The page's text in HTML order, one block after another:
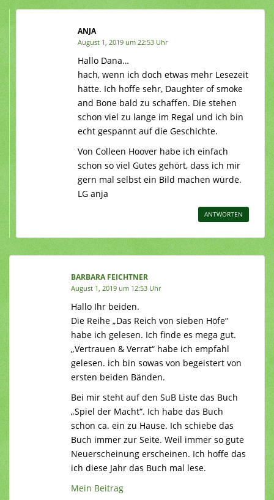
ANJA
August 1, 2019 um 22:53 Uhr
Hallo Dana…
hach, wenn ich doch etwas mehr Lesezeit
hätte. Ich hoffe sehr, Daughter of smoke
and Bone bald zu schaffen. Die stehen
schon viel zu lange im Regal und ich bin
echt gespannt auf die Geschichte.
Von Colleen Hoover habe ich einfach
schon so viel Gutes gehört, dass ich mir
gern mal selbst ein Bild machen würde.
LG anja
ANTWORTEN
BARBARA FEICHTNER
August 1, 2019 um 12:53 Uhr
Hallo Ihr beiden.
Die Reihe „Das Reich von sieben Höfe“
habe ich gelesen. Ich finde es mega gut.
„Vertrauen & Verrat“ habe ich empfahl
gelesen. ich bin sowas von begeistert von
ersten beiden Bänden.
Bei mir steht auf den SuB Liste das Buch
„Spiel der Macht“. Ich habe das Buch
schon ca. ein zu Hause. Ich schiebe das
Buch immer zur Seite. Weil immer so gute
Neuerscheinung erscheinen. Ich hoffe das
ich diese Jahr das Buch mal lese.
Mein Beitrag